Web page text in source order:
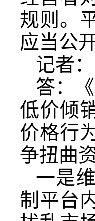
规则。
应当公
记者
答：
低价倾
价格行
争扭曲
一是
制平台